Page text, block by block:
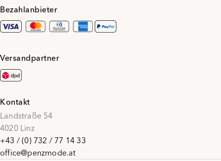
Bezahlanbieter
Versandpartner
Kontakt
Landstraße 54
4020 Linz
+43 / (0) 732 / 77 14 33
office@penzmode.at